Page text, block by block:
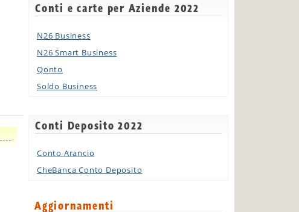
Conti e carte per Aziende 2022
N26 Business
N26 Smart Business
Qonto
Soldo Business
Conti Deposito 2022
Conto Arancio
CheBanca Conto Deposito
Aggiornamenti